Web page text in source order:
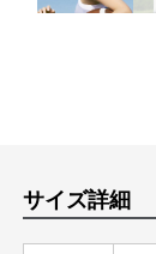
サイズ詳細